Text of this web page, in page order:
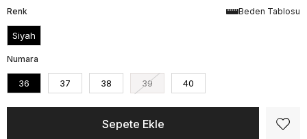
Beden Tablosu
Renk
Siyah
Numara
36 37 38 39 40